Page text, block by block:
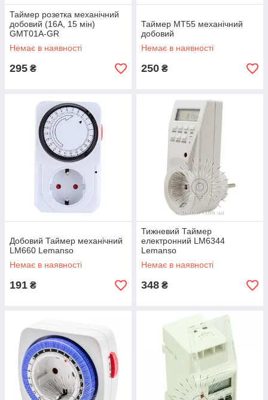
Таймер розетка механічний
добовий (16А, 15 мін)
GMT01A-GR
Немає в наявності
295 ₴
Таймер МТ55 механічний
добовий
Немає в наявності
250 ₴
Добовий Таймер механічний
LM660 Lemanso
Немає в наявності
191 ₴
Тижневий Таймер
електронний LM6344
Lemanso
Немає в наявності
348 ₴